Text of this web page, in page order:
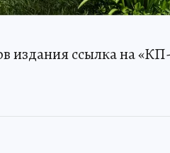
издания ссылка на